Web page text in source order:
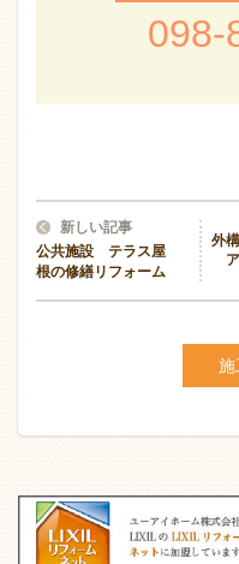
098-
新しい記事
公共施設 テラス屋
根の修繕リフォーム
外
施